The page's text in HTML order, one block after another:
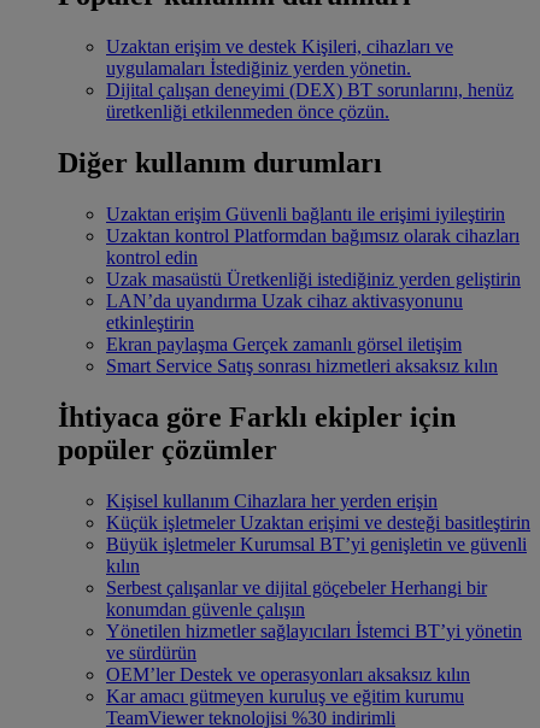
Uzaktan erişim ve destek Kişileri, cihazları ve
uygulamaları İstediğiniz yerden yönetin.
Dijital çalışan deneyimi (DEX) BT sorunlarını, henüz
üretkenliği etkilenmeden önce çözün.
Diğer kullanım durumları
Uzaktan erişim Güvenli bağlantı ile erişimi iyileştirin
Uzaktan kontrol Platformdan bağımsız olarak cihazları
kontrol edin
Uzak masaüstü Üretkenliği istediğiniz yerden geliştirin
LAN’da uyandırma Uzak cihaz aktivasyonunu
etkinleştirin
Ekran paylaşma Gerçek zamanlı görsel iletişim
Smart Service Satış sonrası hizmetleri aksaksız kılın
İhtiyaca göre Farklı ekipler için
popüler çözümler
Kişisel kullanım Cihazlara her yerden erişin
Küçük işletmeler Uzaktan erişimi ve desteği basitleştirin
Büyük işletmeler Kurumsal BT’yi genişletin ve güvenli
kılın
Serbest çalışanlar ve dijital göçebeler Herhangi bir
konumdan güvenle çalışın
Yönetilen hizmetler sağlayıcıları İstemci BT’yi yönetin
ve sürdürün
OEM’ler Destek ve operasyonları aksaksız kılın
Kar amacı gütmeyen kuruluş ve eğitim kurumu
TeamViewer teknolojisi %30 indirimli